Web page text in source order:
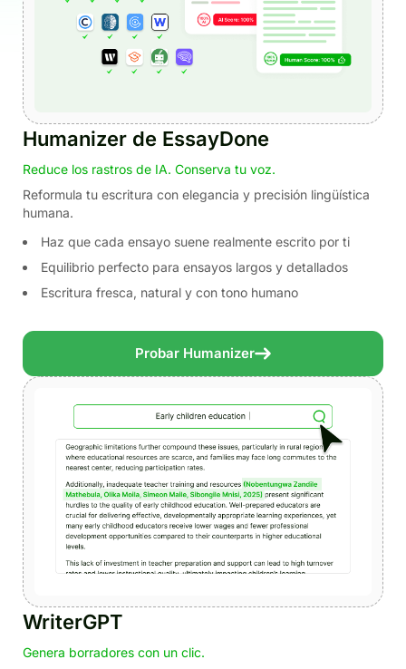
Humanizer de EssayDone
Reduce los rastros de IA. Conserva tu voz.
Reformula tu escritura con elegancia y precisión lingüística
humana.
Haz que cada ensayo suene realmente escrito por ti
Equilibrio perfecto para ensayos largos y detallados
Escritura fresca, natural y con tono humano
Probar Humanizer
WriterGPT
Genera borradores con un clic.